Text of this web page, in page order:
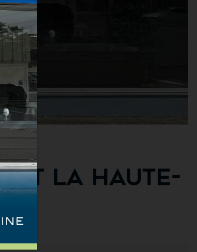
ET LA HAUTE-